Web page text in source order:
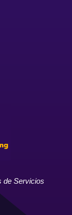
de Servicios